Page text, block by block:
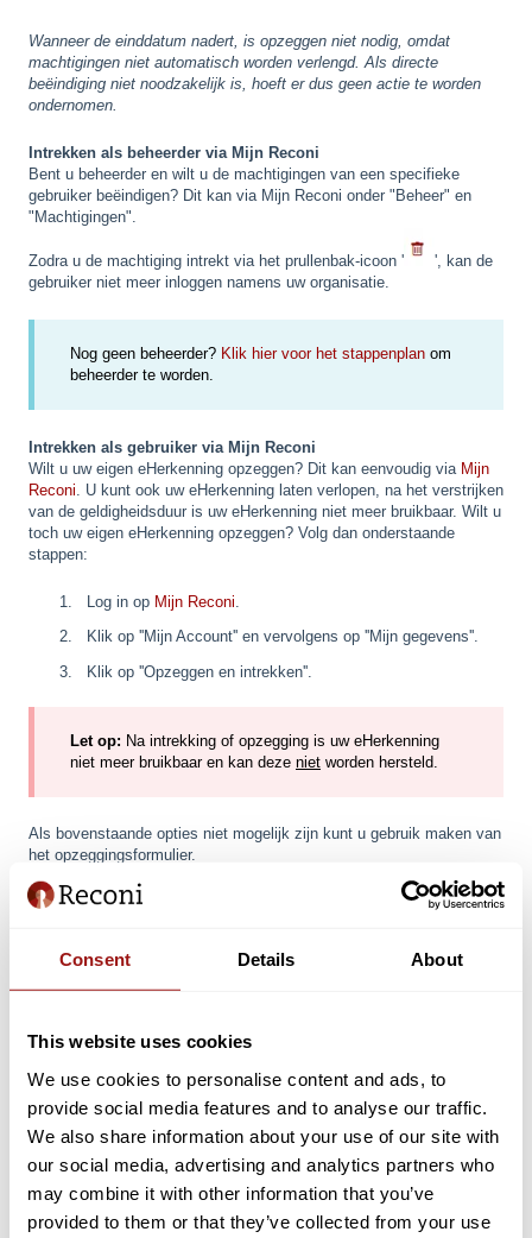
Consent Details About
This website uses cookies
We use cookies to personalise content and ads, to
provide social media features and to analyse our traffic.
We also share information about your use of our site with
our social media, advertising and analytics partners who
may combine it with other information that you’ve
provided to them or that they’ve collected from your use
Wanneer de einddatum nadert, is opzeggen niet nodig, omdat
machtigingen niet automatisch worden verlengd. Als directe
beëindiging niet noodzakelijk is, hoeft er dus geen actie te worden
ondernomen.
Intrekken als beheerder via Mijn Reconi
Bent u beheerder en wilt u de machtigingen van een specifieke
gebruiker beëindigen? Dit kan via Mijn Reconi onder "Beheer" en
"Machtigingen".
Zodra u de machtiging intrekt via het prullenbak-icoon '
', kan de
gebruiker niet meer inloggen namens uw organisatie.
Nog geen beheerder? Klik hier voor het stappenplan om
beheerder te worden.
Intrekken als gebruiker via Mijn Reconi
Wilt u uw eigen eHerkenning opzeggen? Dit kan eenvoudig via Mijn
Reconi . U kunt ook uw eHerkenning laten verlopen, na het verstrijken
van de geldigheidsduur is uw eHerkenning niet meer bruikbaar. Wilt u
toch uw eigen eHerkenning opzeggen? Volg dan onderstaande
stappen:
Log in op Mijn Reconi.
Klik op ''Mijn Account'' en vervolgens op ''Mijn gegevens''.
Klik op ''Opzeggen en intrekken''.
Let op: Na intrekking of opzegging is uw eHerkenning
niet meer bruikbaar en kan deze niet worden hersteld.
Als bovenstaande opties niet mogelijk zijn kunt u gebruik maken van
het opzeggingsformulier.
KvK-uittreksel (niet ouder dan 14 dagen).
vertegenwoordiger(s).
Klik hier voor hetopzeggingsformulier.
Het ingevulde opzeggingsformulier kunt u printen en door de bevoegd
vertegenwoordiger(s) van de organisatie laten ondertekenen met pen.
Het formulier stuurt u vervolgens samen met de drie
eerdergenoemde documenten per post aan: